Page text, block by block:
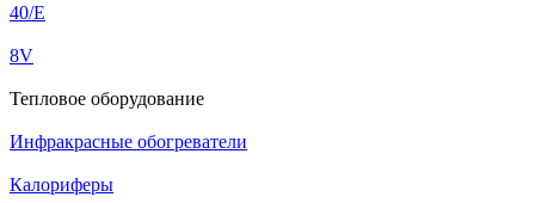
40/E
8V
Тепловое оборудование
Инфракрасные обогреватели
Калориферы